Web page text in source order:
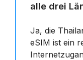
alle drei
Ja, die
eSIM ist ein